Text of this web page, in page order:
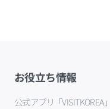
お役立ち情報
公式アプリ「VISITKOREA」